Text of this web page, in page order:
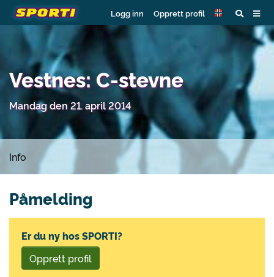
Logg inn Opprett profil
Vestnes: C-stevne
Mandag den 21. april 2014
Info
Påmelding
Er du ny hos SPORTI?
Opprett profil